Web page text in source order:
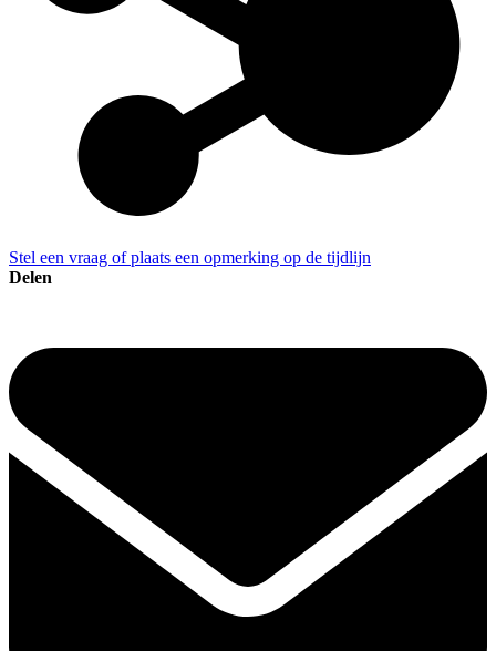
Stel een vraag of plaats een opmerking op de tijdlijn
Delen